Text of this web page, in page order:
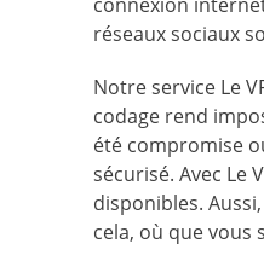
réseaux sociaux
Notre service Le
codage rend
été compromise
sécurisé. Avec Le
disponibles.
cela, où que vous